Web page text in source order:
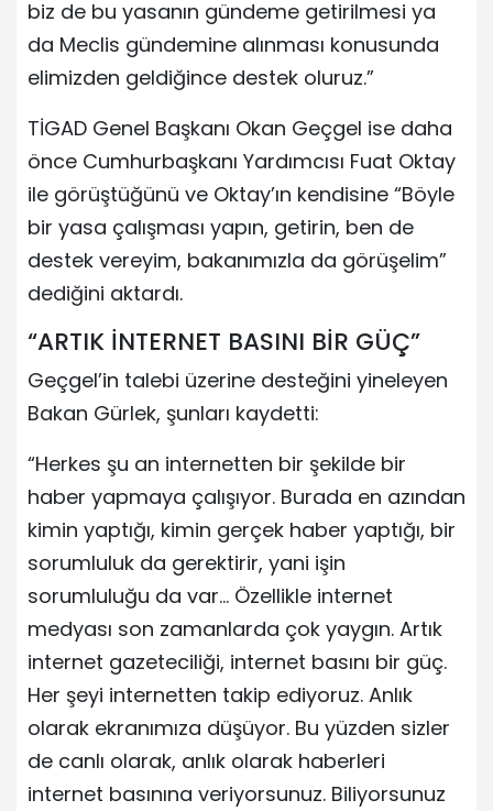
biz de bu yasanın gündeme getirilmesi ya
da Meclis gündemine alınması konusunda
elimizden geldiğince destek oluruz.”
TİGAD Genel Başkanı Okan Geçgel ise daha
önce Cumhurbaşkanı Yardımcısı Fuat Oktay
ile görüştüğünü ve Oktay’ın kendisine “Böyle
bir yasa çalışması yapın, getirin, ben de
destek vereyim, bakanımızla da görüşelim”
dediğini aktardı.
“ARTIK İNTERNET BASINI BİR GÜÇ”
Geçgel’in talebi üzerine desteğini yineleyen
Bakan Gürlek, şunları kaydetti:
“Herkes şu an internetten bir şekilde bir
haber yapmaya çalışıyor. Burada en azından
kimin yaptığı, kimin gerçek haber yaptığı, bir
sorumluluk da gerektirir, yani işin
sorumluluğu da var… Özellikle internet
medyası son zamanlarda çok yaygın. Artık
internet gazeteciliği, internet basını bir güç.
Her şeyi internetten takip ediyoruz. Anlık
olarak ekranımıza düşüyor. Bu yüzden sizler
de canlı olarak, anlık olarak haberleri
internet basınına veriyorsunuz. Biliyorsunuz